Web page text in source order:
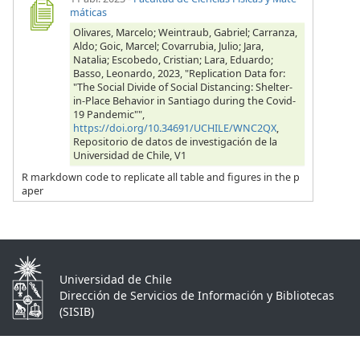
máticas
Olivares, Marcelo; Weintraub, Gabriel; Carranza,
Aldo; Goic, Marcel; Covarrubia, Julio; Jara,
Natalia; Escobedo, Cristian; Lara, Eduardo;
Basso, Leonardo, 2023, "Replication Data for:
"The Social Divide of Social Distancing: Shelter-
in-Place Behavior in Santiago during the Covid-
19 Pandemic"",
https://doi.org/10.34691/UCHILE/WNC2QX,
Repositorio de datos de investigación de la
Universidad de Chile, V1
R markdown code to replicate all table and figures in the p
aper
Universidad de Chile
Dirección de Servicios de Información y Bibliotecas
(SISIB)